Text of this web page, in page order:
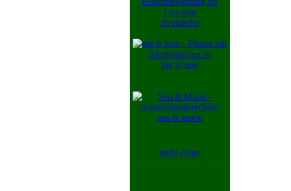
Avalanche
me is here
sun & moon
mehr Apps